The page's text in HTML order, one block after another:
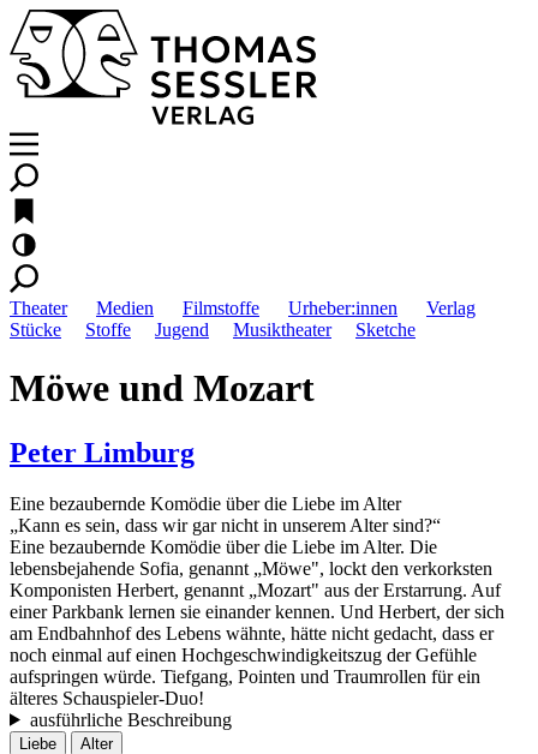
Theater Medien Filmstoffe Urheber:innen
Verlag
Stücke
Stoffe Jugend Musiktheater Sketche
Möwe und Mozart
Peter Limburg
Eine bezaubernde Komödie über die Liebe im Alter
„Kann es sein, dass wir gar nicht in unserem Alter sind?“
Eine bezaubernde Komödie über die Liebe im Alter. Die
lebensbejahende Sofia, genannt „Möwe", lockt den verkorksten
Komponisten Herbert, genannt „Mozart" aus der Erstarrung. Auf
einer Parkbank lernen sie einander kennen. Und Herbert, der sich
am Endbahnhof des Lebens wähnte, hätte nicht gedacht, dass er
noch einmal auf einen Hochgeschwindigkeitszug der Gefühle
aufspringen würde. Tiefgang, Pointen und Traumrollen für ein
älteres Schauspieler-Duo!
ausführliche Beschreibung
Liebe Alter